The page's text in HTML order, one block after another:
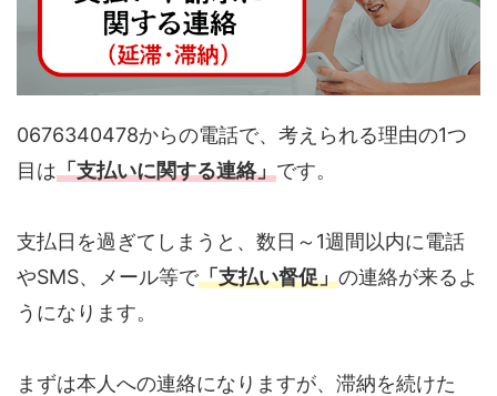
0676340478からの電話で、考えられる理由の1つ
目は「支払いに関する連絡」です。
支払日を過ぎてしまうと、数日～1週間以内に電話
やSMS、メール等で「支払い督促」の連絡が来るよ
うになります。
まずは本人への連絡になりますが、滞納を続けた